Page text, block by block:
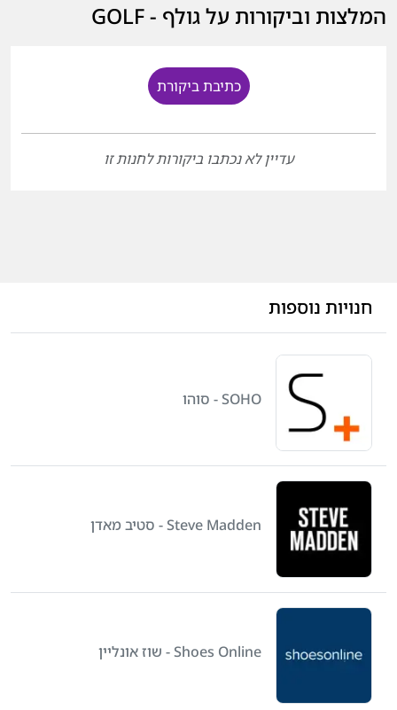
המלצות וביקורות על גולף - GOLF
כתיבת ביקורת
עדיין לא נכתבו ביקורות לחנות זו
חנויות נוספות
SOHO - סוהו
Steve Madden - סטיב מאדן
Shoes Online - שוז אונליין